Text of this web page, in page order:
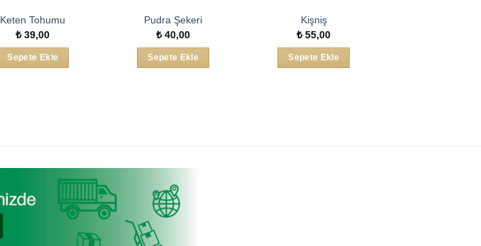
Keten Tohumu
₺39,00
Sepete Ekle
Pudra Şekeri
₺40,00
Sepete Ekle
Kişniş
₺55,00
Sepete Ekle